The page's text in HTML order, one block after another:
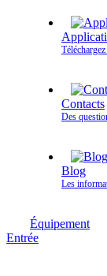
Contacts
Des
Blog
Les
Équipement
Entrée